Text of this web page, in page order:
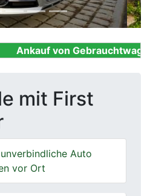
Ankauf von
mit First
Auto
vor Ort